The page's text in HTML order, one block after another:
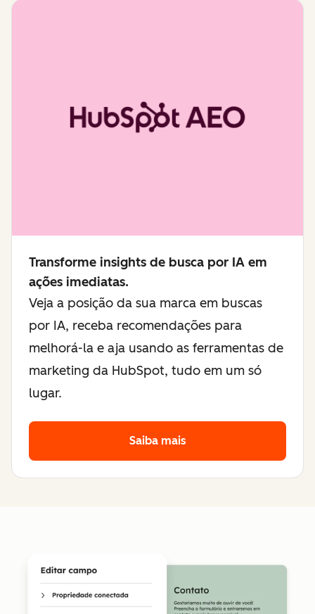
Transforme insights de busca por IA em
ações imediatas.
Veja a posição da sua marca em buscas
por IA, receba recomendações para
melhorá-la e aja usando as ferramentas de
marketing da HubSpot, tudo em um só
lugar.
Saiba mais